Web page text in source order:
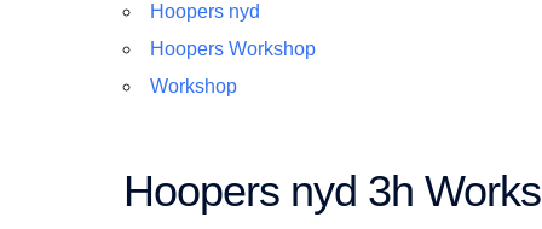
Hoopers nyd
Hoopers Workshop
Workshop
Hoopers nyd 3h